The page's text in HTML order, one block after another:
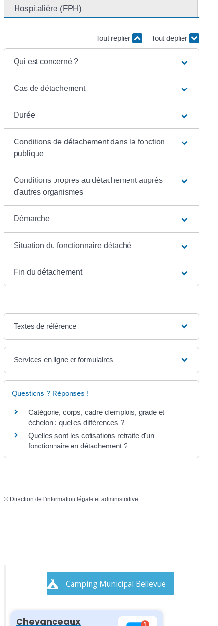
Hospitalière (FPH)
Tout replier Tout déplier
Qui est concerné ?
Cas de détachement
Durée
Conditions de détachement dans la fonction
publique
Conditions propres au détachement auprès
d'autres organismes
Démarche
Situation du fonctionnaire détaché
Fin du détachement
Textes de référence
Services en ligne et formulaires
Questions ? Réponses !
Catégorie, corps, cadre d'emplois, grade et
échelon : quelles différences ?
Quelles sont les cotisations retraite d'un
fonctionnaire en détachement ?
© Direction de l'information légale et administrative
Camping Municipal Bellevue